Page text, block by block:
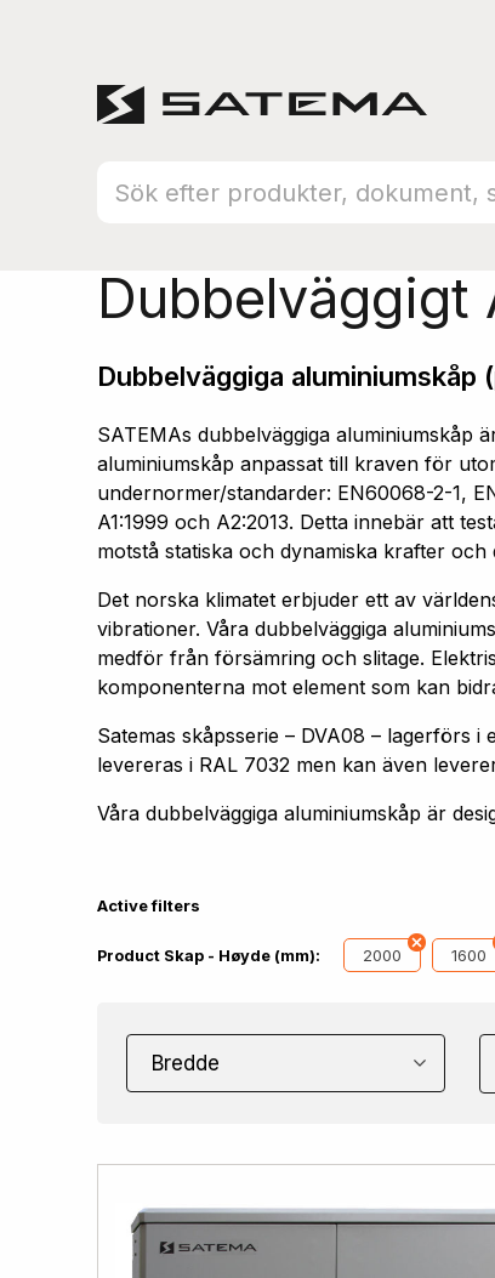
Hem Produktsortiment
Dubbelväggigt
Dubbelväggiga
SATEMAs dubbelväggiga aluminiumskåp
aluminiumskåp anpassat till kraven för
undernormer/standarder: EN60068-2-1,
A1:1999 och A2:2013. Detta innebär att
motstå statiska och dynamiska krafter
Det norska klimatet erbjuder ett av
vibrationer. Våra dubbelväggiga
medför från försämring och slitage.
komponenterna mot element som kan
Satemas skåpsserie – DVA08 –
levereras i RAL 7032 men kan även
Våra dubbelväggiga aluminiumskåp är
Active filters
Product Skap - Høyde (mm): 2000 1600
Bredde